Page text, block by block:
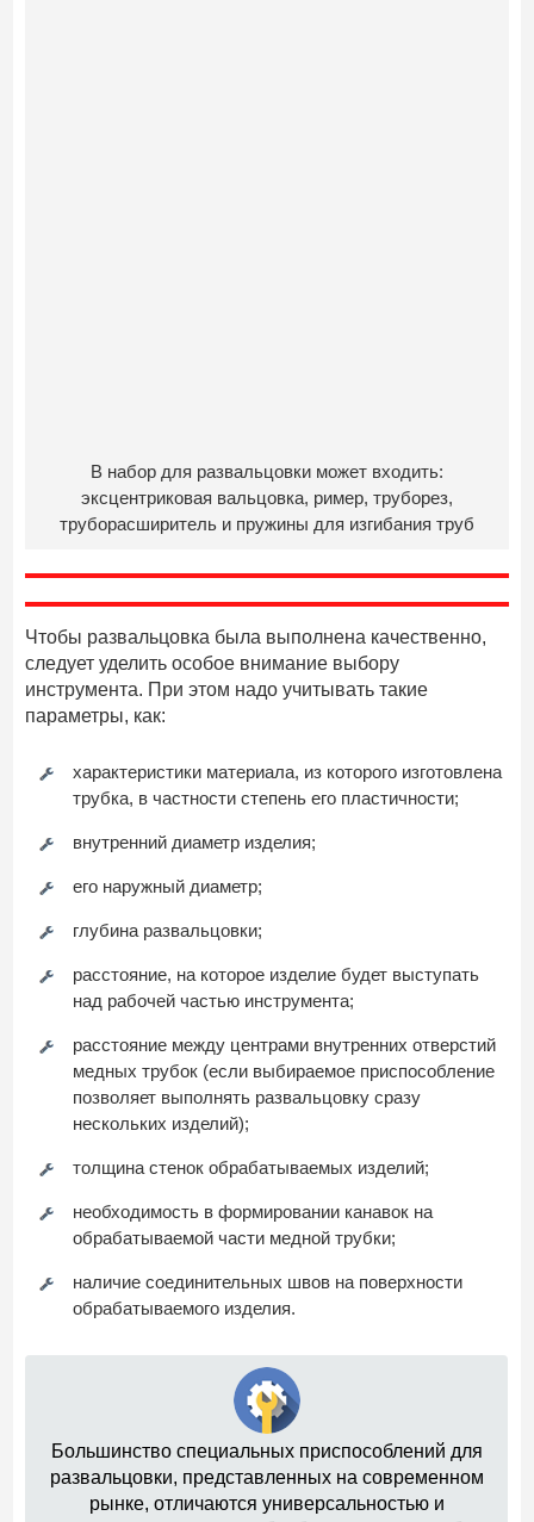
В набор для развальцовки может входить:
эксцентриковая вальцовка, ример, труборез,
труборасширитель и пружины для изгибания труб
Чтобы развальцовка была выполнена качественно,
следует уделить особое внимание выбору
инструмента. При этом надо учитывать такие
параметры, как:
характеристики материала, из которого изготовлена
трубка, в частности степень его пластичности;
внутренний диаметр изделия;
его наружный диаметр;
глубина развальцовки;
расстояние, на которое изделие будет выступать
над рабочей частью инструмента;
расстояние между центрами внутренних отверстий
медных трубок (если выбираемое приспособление
позволяет выполнять развальцовку сразу
нескольких изделий);
толщина стенок обрабатываемых изделий;
необходимость в формировании канавок на
обрабатываемой части медной трубки;
наличие соединительных швов на поверхности
обрабатываемого изделия.
Большинство специальных приспособлений для
развальцовки, представленных на современном
рынке, отличаются универсальностью и